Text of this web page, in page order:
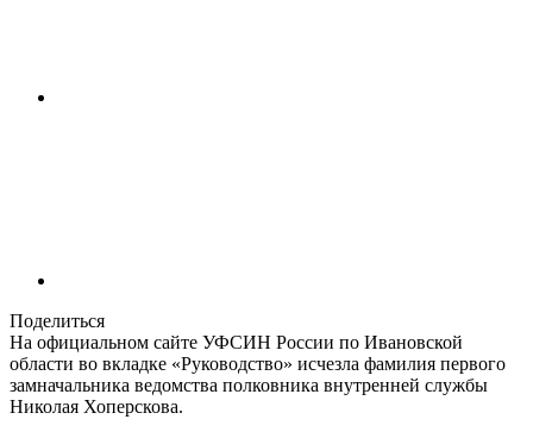
Поделиться
На официальном сайте УФСИН России по Ивановской
области во вкладке «Руководство» исчезла фамилия первого
замначальника ведомства полковника внутренней службы
Николая Хоперскова.